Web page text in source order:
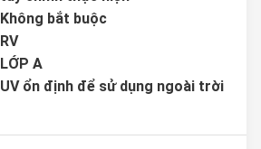
Không bắt buộc
RV
LỚP A
UV ổn định để sử dụng ngoài trời